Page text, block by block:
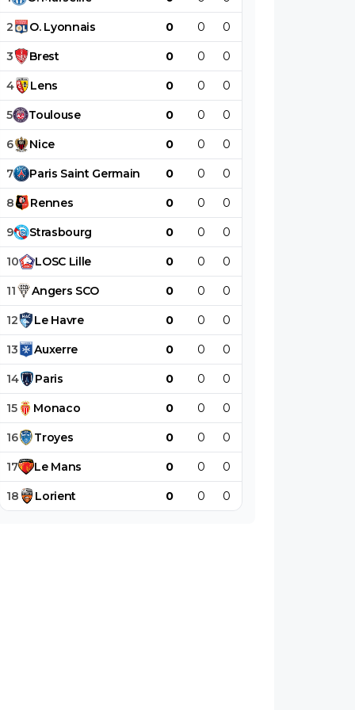
2 O. Lyonnais 0 0 0
3 Brest 0 0 0
4 Lens 0 0 0
5 Toulouse 0 0 0
6 Nice 0 0 0
7 Paris Saint Germain 0 0 0
8 Rennes 0 0 0
9 Strasbourg 0 0 0
10 LOSC Lille 0 0 0
11 Angers SCO 0 0 0
12 Le Havre 0 0 0
13 Auxerre 0 0 0
14 Paris 0 0 0
15 Monaco 0 0 0
16 Troyes 0 0 0
17 Le Mans 0 0 0
18 Lorient 0 0 0